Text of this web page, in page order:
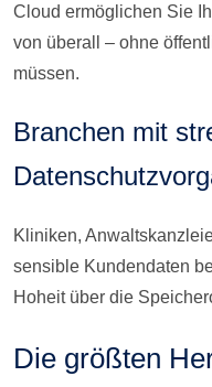
Cloud ermöglichen Sie
von überall – ohne
müssen.
Branchen mit
Kliniken,
sensible Kundendaten
Hoheit über die
Die größten